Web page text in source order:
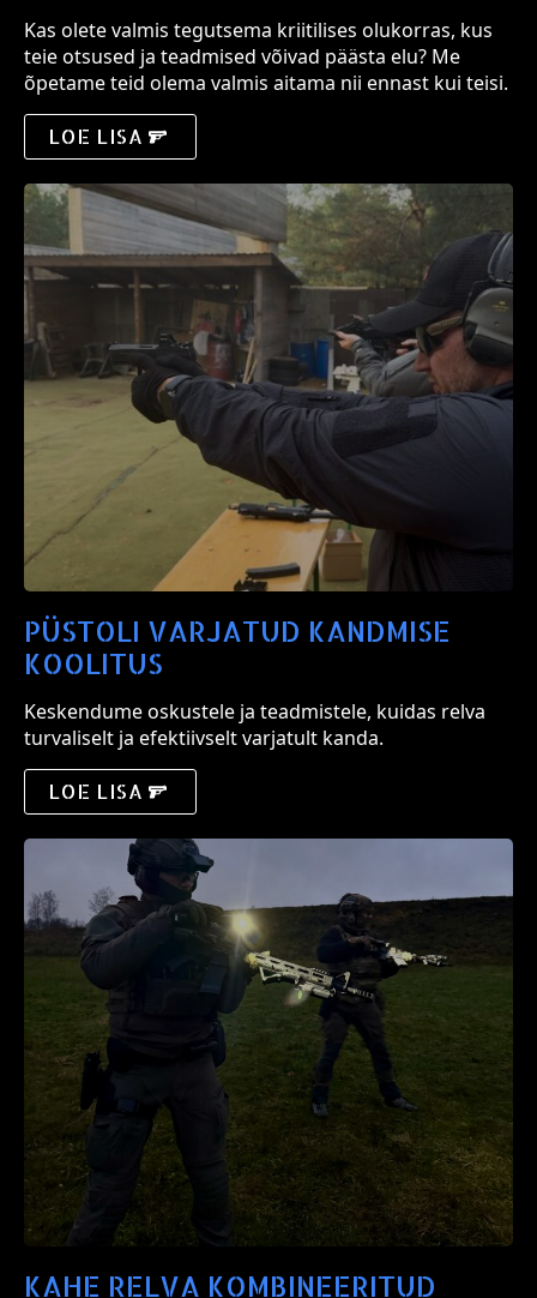
Kas olete valmis tegutsema kriitilises olukorras, kus
teie otsused ja teadmised võivad päästa elu? Me
õpetame teid olema valmis aitama nii ennast kui teisi.
LOE LISA
PÜSTOLI VARJATUD KANDMISE
KOOLITUS
Keskendume oskustele ja teadmistele, kuidas relva
turvaliselt ja efektiivselt varjatult kanda.
LOE LISA
KAHE RELVA KOMBINEERITUD